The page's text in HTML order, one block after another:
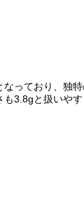
っており、独
3.8gと扱いや